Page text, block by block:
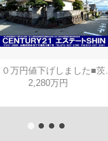
2,280万円